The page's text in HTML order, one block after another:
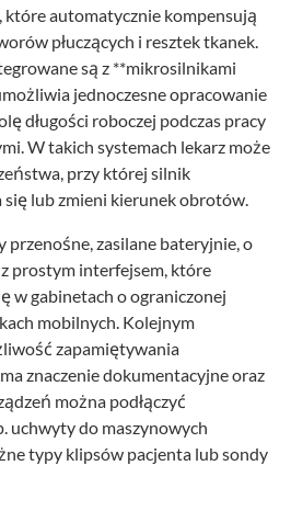
automatycznie kompensują
płuczących i resztek tkanek.
są z **mikrosilnikami
jednoczesne opracowanie
długości roboczej podczas pracy
W takich systemach lekarz może
przy której silnik
lub zmieni kierunek obrotów.
zasilane bateryjnie, o
prostym interfejsem, które
w gabinetach o ograniczonej
mobilnych. Kolejnym
zapamiętywania
znaczenie dokumentacyjne oraz
można podłączyć
uchwyty do maszynowych
typy klipsów pacjenta lub sondy